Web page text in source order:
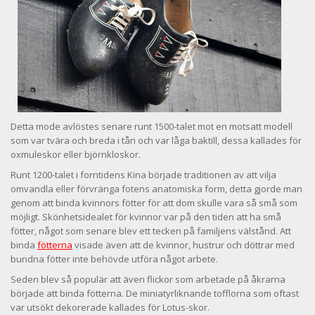
Detta mode avlöstes senare runt 1500-talet mot en motsatt modell
som var tvära och breda i tån och var låga baktill, dessa kallades för
oxmuleskor eller björnkloskor.
Runt 1200-talet i forntidens Kina började traditionen av att vilja
omvandla eller förvränga fotens anatomiska form, detta gjorde man
genom att binda kvinnors fötter för att dom skulle vara så små som
möjligt. Skönhetsidealet för kvinnor var på den tiden att ha små
fötter, något som senare blev ett tecken på familjens välstånd. Att
binda fötterna visade även att de kvinnor, hustrur och döttrar med
bundna fötter inte behövde utföra något arbete.
Seden blev så populär att även flickor som arbetade på åkrarna
började att binda fötterna. De miniatyrliknande tofflorna som oftast
var utsökt dekorerade kallades för Lotus-skor.